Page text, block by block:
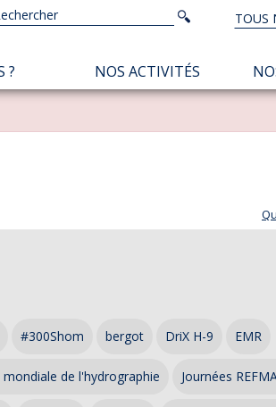
TOUS
Rechercher
? NOS ACTIVITÉS
#300Shom bergot DriX H-9 EMR
mondiale de l'hydrographie Journées